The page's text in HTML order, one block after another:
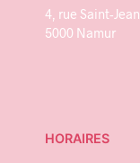
4, rue Saint-Jean
5000 Namur
HORAIRES